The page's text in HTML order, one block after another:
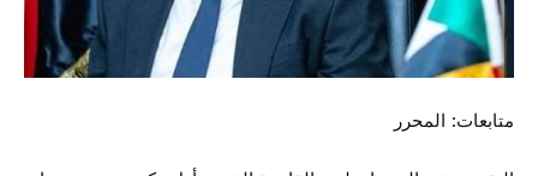
متابعات: المحرر